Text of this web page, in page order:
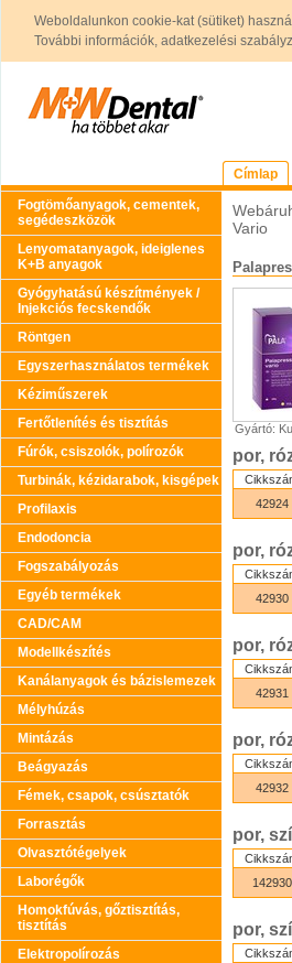
Weboldalunkon cookie-kat (sütiket)
További információk, adatkezelési
Címlap
Fogtömőanyagok, cementek,
segédeszközök
Lenyomatanyagok, ideiglenes
K+B anyagok
Gyógyhatású készítmények /
Injekciós fecskendők
Röntgen
Egyszerhasználatos termékek
Kéziműszerek
Fertőtlenítés és tisztítás
Fúrók, csiszolók, polírozók
Turbinák, kézidarabok, kisgépek
Profilaxis
Endodoncia
Fogszabályozás
Egyéb termékek
CAD/CAM
Modellkészítés
Kanálanyagok és bázislemezek
Mélyhúzás
Mintázás
Beágyazás
Fémek, csapok, csúsztatók
Forrasztás
Olvasztótégelyek
Laborégők
Homokfúvás, gőztisztítás,
tisztítás
Elektropolírozás
Vario
Gyártó:
por,
42924
por,
42930
por,
42931
por,
42932
por,
142930
por,